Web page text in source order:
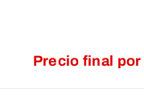
Precio final